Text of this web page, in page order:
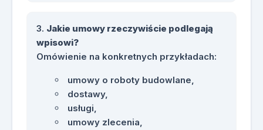
rozwiązanie problemów.
Jakie umowy rzeczywiście podlegają
wpisowi?
Omówienie na konkretnych przykładach:
umowy o roboty budowlane,
dostawy,
usługi,
umowy zlecenia,